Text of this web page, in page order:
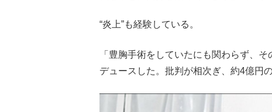
“炎上”も経験している。
「豊胸手術をしていたにも関わらず、
デュースした。批判が相次ぎ、約4億円